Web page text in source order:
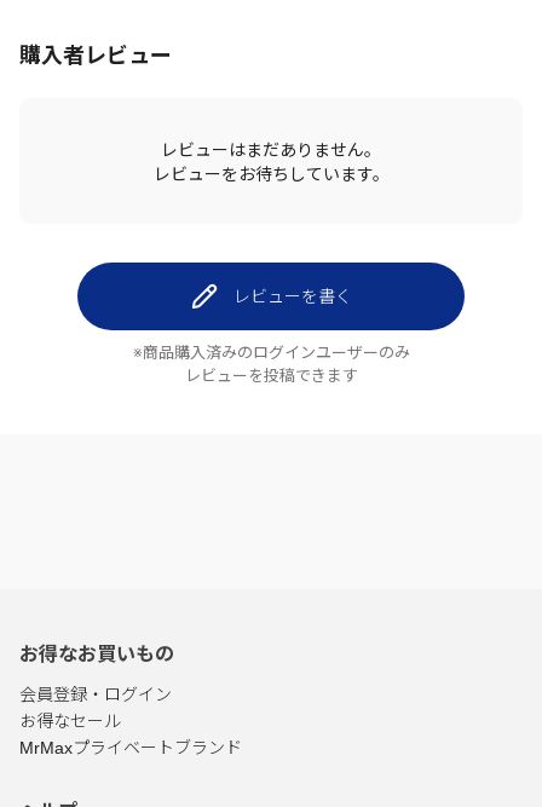
購入者レビュー
レビューはまだありません。
レビューをお待ちしています。
レビューを書く
※商品購入済みのログインユーザーのみ
レビューを投稿できます
お得なお買いもの
会員登録・ログイン
お得なセール
MrMaxプライベートブランド